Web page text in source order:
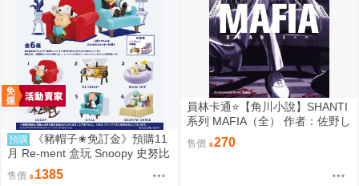
預購
《豬帽子✬免訂金》預購11
月 Re-ment 盒玩 Snoopy 史努比
悠閒座椅場景 中盒6入 0816
售價 1385
員林卡通⭐️【角川小說】SHANTI
系列 MAFIA（全） 作者：佐野し
なの (附尼采書套)
售價 270